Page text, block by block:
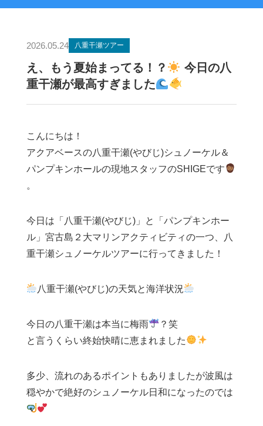
2026.05.24 八重干瀬ツアー
え、もう夏始まってる！？
今日の八
重干瀬が最高すぎました
こんにちは！
アクアベースの八重干瀬(やびじ)シュノーケル＆
パンプキンホールの現地スタッフのSHIGEです
。
今日は「八重干瀬(やびじ)」と「パンプキンホー
ル」宮古島２大マリンアクティビティの一つ、八
重干瀬シュノーケルツアーに行ってきました！
八重干瀬(やびじ)の天気と海洋状況
今日の八重干瀬は本当に梅雨
？笑
と言うくらい終始快晴に恵まれました
多少、流れのあるポイントもありましたが波風は
穏やかで絶好のシュノーケル日和になったのでは